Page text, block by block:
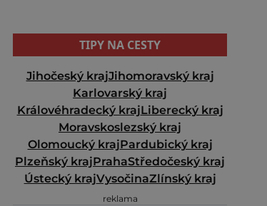
TIPY NA CESTY
Jihočeský krajJihomoravský kraj
Karlovarský kraj
Královéhradecký krajLiberecký kraj
Moravskoslezský kraj
Olomoucký krajPardubický kraj
Plzeňský krajPrahaStředočeský kraj
Ústecký krajVysočinaZlínský kraj
reklama